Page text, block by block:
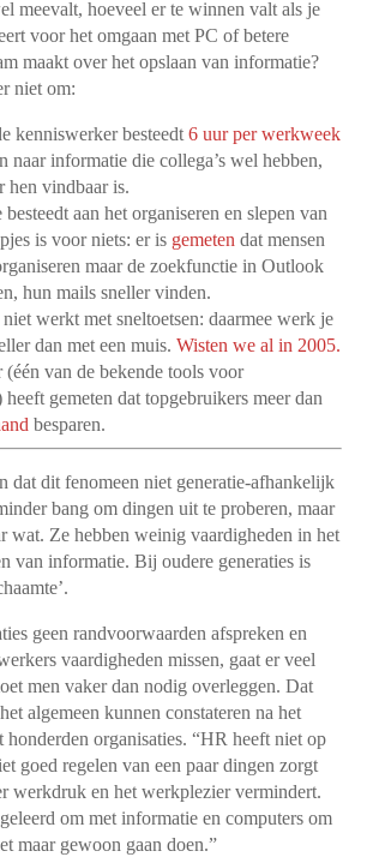
meevalt, hoeveel er te winnen valt als je
voor het omgaan met PC of betere
maakt over het opslaan van informatie?
niet om:
kenniswerker besteedt6 uur per werkweek
naar informatie die collega’s wel hebben,
hen vindbaar is.
aan het organiseren en slepen van
is voor niets: er is gemeten dat mensen
maar de zoekfunctie in Outlook
hun mails sneller vinden.
werkt met sneltoetsen: daarmee werk je
dan met een muis.Wisten we al in 2005.
(één van de bekende tools voor
heeft gemeten dat topgebruikers meer dan
besparen.
dat dit fenomeen niet generatie-afhankelijk
bang om dingen uit te proberen, maar
wat. Ze hebben weinig vaardigheden in het
van informatie. Bij oudere generaties is
geen randvoorwaarden afspreken en
vaardigheden missen, gaat er veel
men vaker dan nodig overleggen. Dat
algemeen kunnen constateren na het
honderden organisaties. “HR heeft niet op
goed regelen van een paar dingen zorgt
werkdruk en het werkplezier vermindert.
om met informatie en computers om
maar gewoon gaan doen.”